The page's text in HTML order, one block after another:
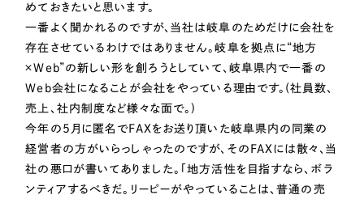
マーケティングDX支援
Webサイト制作
コーポレートサイト制作
ECサイト制作
LP（ランディングページ）
キャンペーン・プロモーションサイト （12件）
ブランディング（ロゴ・印刷物） （90件）
その他
オプションサービス
お客様インタビュー
めておきたいと思います。
一番よく聞かれるのですが、当社は岐阜のためだけに会社を
存在させているわけではありません。岐阜を拠点に“地方
×Web”の新しい形を創ろうとしていて、岐阜県内で一番の
Web会社になることが会社をやっている理由です。(社員数、
売上、社内制度など様々な面で。)
今年の5月に匿名でFAXをお送り頂いた岐阜県内の同業の
経営者の方がいらっしゃったのですが、そのFAXには散々、当
社の悪口が書いてありました。「地方活性を目指すなら、ボラ
ンティアするべきだ。リーピーがやっていることは、普通の売